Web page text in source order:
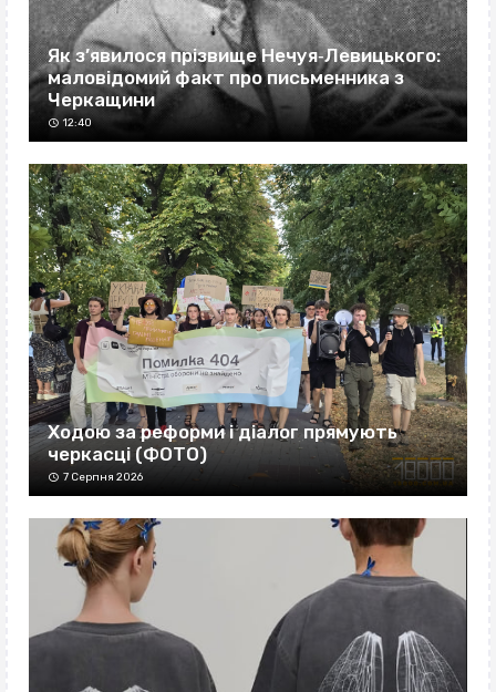
Як з’явилося прізвище Нечуя‐Левицького:
маловідомий факт про письменника з
Черкащини
12:40
Ходою за реформи і діалог прямують
черкасці (ФОТО)
7 Серпня 2026